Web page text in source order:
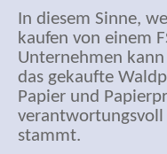
In diesem Sinne,
kaufen von einem
Unternehmen
das gekaufte
Papier und
stammt.